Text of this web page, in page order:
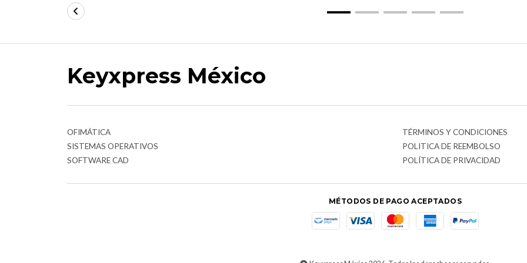
Keyxpress México
OFIMÁTICA
SISTEMAS OPERATIVOS
SOFTWARE CAD
TÉRMINOS Y CONDICIONES
POLITICA DE REEMBOLSO
POLÍTICA DE PRIVACIDAD
MÉTODOS DE PAGO ACEPTADOS